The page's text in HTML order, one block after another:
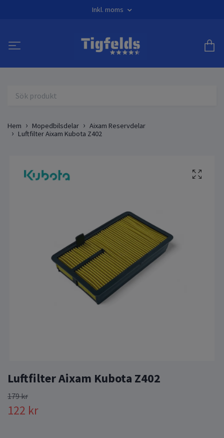
Inkl. moms
Hem Mopedbilsdelar
Aixam Reservdelar
Luftfilter Aixam Kubota Z402
Luftfilter Aixam Kubota Z402
179 kr
122 kr